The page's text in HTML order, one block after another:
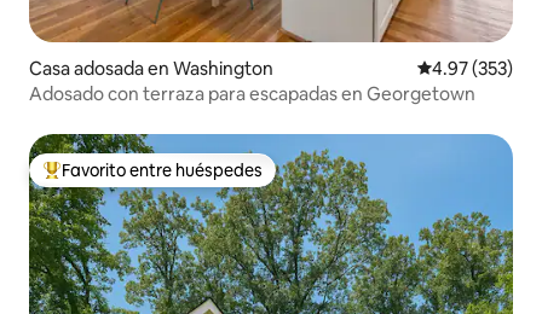
Casa adosada en Washington Calificación
4.97 (353)
Adosado con terraza para escapadas en Georgetown
De los mejores en Favorito entre huéspedes
Favorito entre huéspedes